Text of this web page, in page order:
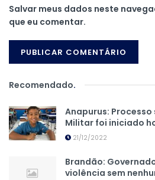
Salvar meus dados neste
que eu comentar.
Recomendado.
Anapurus:
Militar foi iniciado
21/12/2022
Brandão:
violência sem